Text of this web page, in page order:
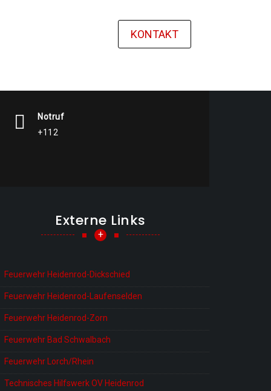
KONTAKT
Notruf
+112
Externe Links
+
Feuerwehr Heidenrod-Dickschied
Feuerwehr Heidenrod-Laufenselden
Feuerwehr Heidenrod-Zorn
Feuerwehr Bad Schwalbach
Feuerwehr Lorch/Rhein
Technisches Hilfswerk OV Heidenrod